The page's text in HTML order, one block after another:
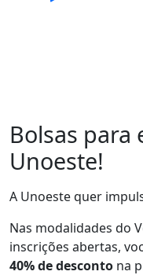
Bolsas para
Unoeste!
A Unoeste quer
Nas modalidades do
inscrições abertas,
40% de desconto na